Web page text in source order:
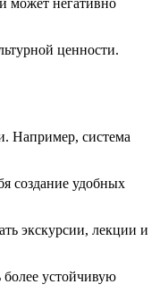
может негативно
ценности.
Например, система
создание удобных
экскурсии, лекции и
устойчивую